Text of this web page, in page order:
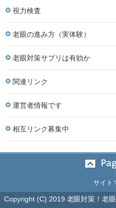
視力検査
老眼の進み方（実体験）
老眼対策サプリは有効か
関連リンク
運営者情報です
相互リンク募集中
サイト
Copyright (C) 2019 老眼対策！老